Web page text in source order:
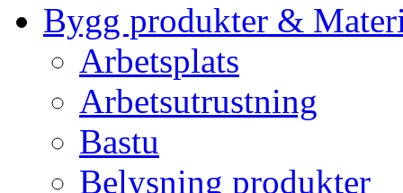
Bygg produkter &
Arbetsplats
Arbetsutrustning
Bastu
Belysning produkter